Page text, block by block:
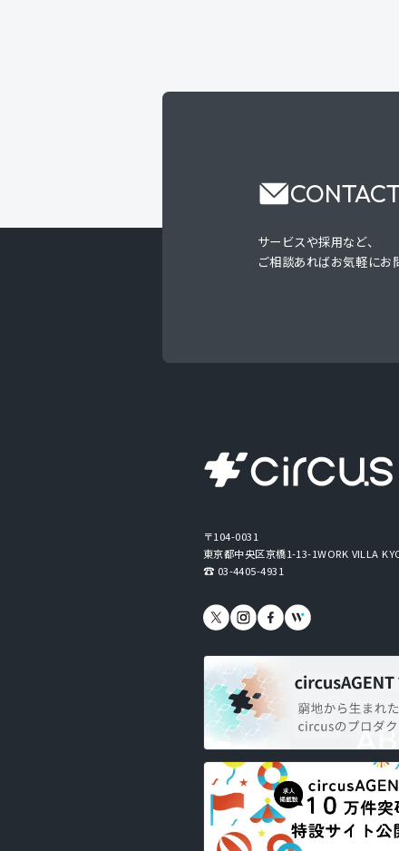
サービスや採用など、
ご相談あればお気軽にお
〒104-0031
東京都中央区京橋1-13-1WORK VILLA
03-4405-4931